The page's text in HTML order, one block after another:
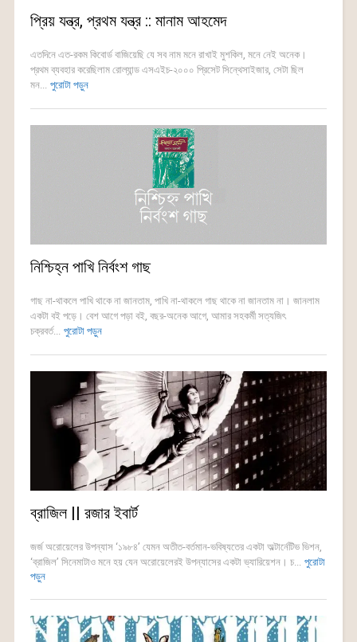
প্রিয় যন্ত্র, প্রথম যন্ত্র :: মানাম আহমেদ
এতদিনে এত-রকম কিবোর্ড বাজিয়েছি যে সব নাম মনে রাখাই মুশকিল, মনে নেই অনেক।
প্রথম ব্যবহার করেছিলাম রোল্যান্ড এসএইচ-২০০০ প্রিসেট সিন্থেসাইজার, সেটা ছিল
মন... পুরোটা পড়ুন
নিশ্চিহ্ন পাখি নির্বংশ গাছ
গাছ না-থাকলে পাখি থাকে না জানতাম, পাখি না-থাকলে গাছ থাকে না জানতাম না। জানলাম
একটা বই পড়ে। বেশ আগে পড়া বই, বছর-অনেক আগে, আমার সহকর্মী সত্যজিৎ
চক্রবর্ত... পুরোটা পড়ুন
ব্রাজিল || রজার ইবার্ট
জর্জ অরোয়েলের উপন্যাস ‘১৯৮৪’ যেমন অতীত-বর্তমান-ভবিষ্যতের একটা অল্টার্নেটিভ ভিশন,
‘ব্রাজিল’ সিনেমাটাও মনে হয় যেন অরোয়েলেরই উপন্যাসের একটা ভ্যারিয়েশন। চ... পুরোটা
পড়ুন